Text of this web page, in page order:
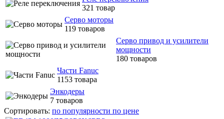
321 товар
Серво моторы
119 товаров
Серво привод и усилители
мощности
180 товаров
Части Fanuc
1153 товара
Энкодеры
7 товаров
Сортировать: по популярности по цене